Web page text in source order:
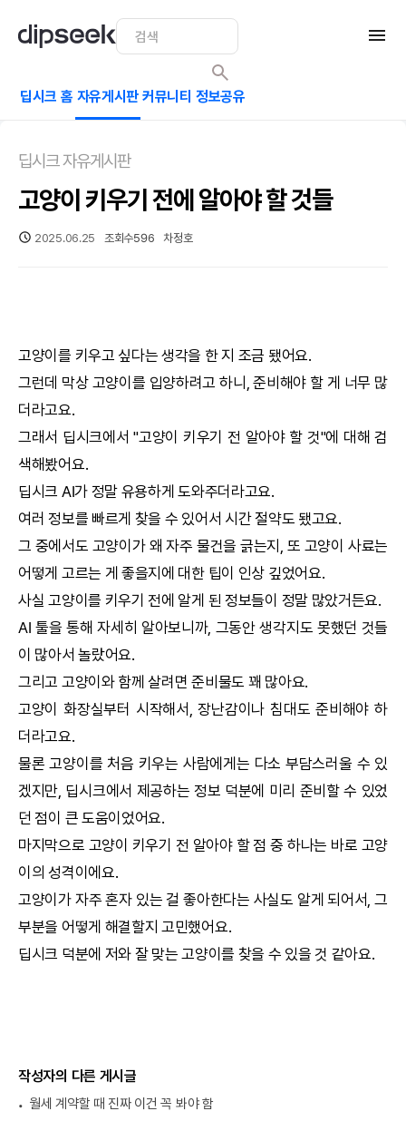
딥시크 홈 자유게시판 커뮤니티 정보공유
딥시크 자유게시판
고양이 키우기 전에 알아야 할 것들
2025.06.25 조회수596 차정호
고양이를 키우고 싶다는 생각을 한 지 조금 됐어요.
그런데 막상 고양이를 입양하려고 하니, 준비해야 할 게 너무 많
더라고요.
그래서 딥시크에서 "고양이 키우기 전 알아야 할 것"에 대해 검
색해봤어요.
딥시크 AI가 정말 유용하게 도와주더라고요.
여러 정보를 빠르게 찾을 수 있어서 시간 절약도 됐고요.
그 중에서도 고양이가 왜 자주 물건을 긁는지, 또 고양이 사료는
어떻게 고르는 게 좋을지에 대한 팁이 인상 깊었어요.
사실 고양이를 키우기 전에 알게 된 정보들이 정말 많았거든요.
AI 툴을 통해 자세히 알아보니까, 그동안 생각지도 못했던 것들
이 많아서 놀랐어요.
그리고 고양이와 함께 살려면 준비물도 꽤 많아요.
고양이 화장실부터 시작해서, 장난감이나 침대도 준비해야 하
더라고요.
물론 고양이를 처음 키우는 사람에게는 다소 부담스러울 수 있
겠지만, 딥시크에서 제공하는 정보 덕분에 미리 준비할 수 있었
던 점이 큰 도움이었어요.
마지막으로 고양이 키우기 전 알아야 할 점 중 하나는 바로 고양
이의 성격이에요.
고양이가 자주 혼자 있는 걸 좋아한다는 사실도 알게 되어서, 그
부분을 어떻게 해결할지 고민했어요.
딥시크 덕분에 저와 잘 맞는 고양이를 찾을 수 있을 것 같아요.
작성자의 다른 게시글
월세 계약할 때 진짜 이건 꼭 봐야 함